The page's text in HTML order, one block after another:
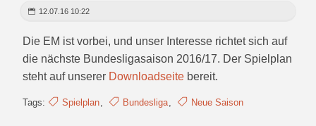
12.07.16 10:22
Die EM ist vorbei, und unser Interesse richtet sich auf
die nächste Bundesligasaison 2016/17. Der Spielplan
steht auf unserer Downloadseite bereit.
Tags: Spielplan, Bundesliga, Neue Saison